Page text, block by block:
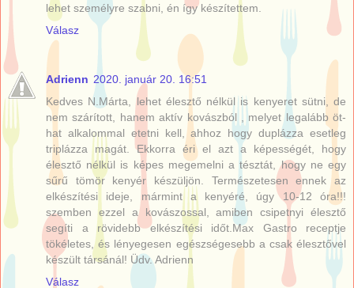
lehet személyre szabni, én így készítettem.
Válasz
Adrienn 2020. január 20. 16:51
Kedves N.Márta, lehet élesztő nélkül is kenyeret sütni, de
nem szárított, hanem aktív kovászból , melyet legalább öt-
hat alkalommal etetni kell, ahhoz hogy duplázza esetleg
triplázza magát. Ekkorra éri el azt a képességét, hogy
élesztő nélkül is képes megemelni a tésztát, hogy ne egy
sűrű tömör kenyér készüljön. Természetesen ennek az
elkészítési ideje, mármint a kenyéré, úgy 10-12 óra!!!
szemben ezzel a kovászossal, amiben csipetnyi élesztő
segíti a rövidebb elkészítési időt.Max Gastro receptje
tökéletes, és lényegesen egészségesebb a csak élesztővel
készült társánál! Üdv. Adrienn
Válasz